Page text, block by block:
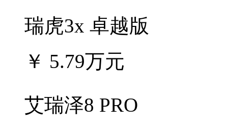
瑞虎3x 卓越版
￥ 5.79万元
艾瑞泽8 PRO